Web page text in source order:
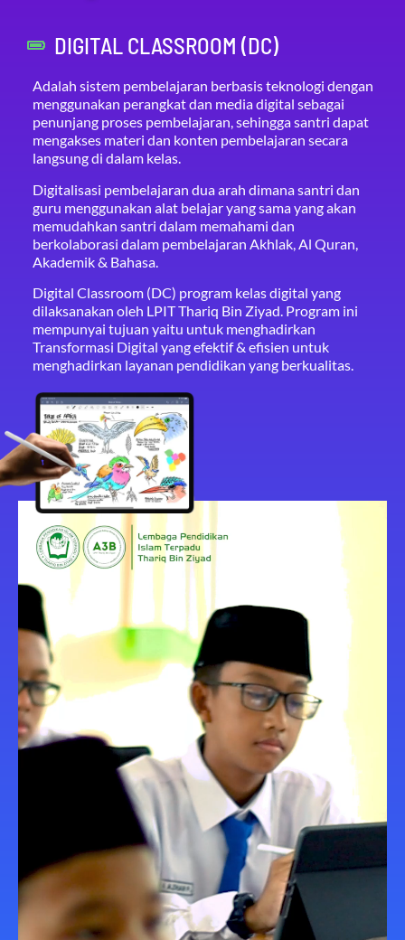
DIGITAL CLASSROOM (DC)
Adalah sistem pembelajaran berbasis teknologi dengan
menggunakan perangkat dan media digital sebagai
penunjang proses pembelajaran, sehingga santri dapat
mengakses materi dan konten pembelajaran secara
langsung di dalam kelas.
Digitalisasi pembelajaran dua arah dimana santri dan
guru menggunakan alat belajar yang sama yang akan
memudahkan santri dalam memahami dan
berkolaborasi dalam pembelajaran Akhlak, Al Quran,
Akademik & Bahasa.
Digital Classroom (DC) program kelas digital yang
dilaksanakan oleh LPIT Thariq Bin Ziyad. Program ini
mempunyai tujuan yaitu untuk menghadirkan
Transformasi Digital yang efektif & efisien untuk
menghadirkan layanan pendidikan yang berkualitas.